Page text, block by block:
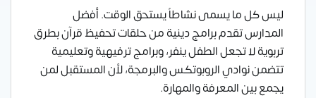
ليس كل ما يسمى نشاطاً يستحق الوقت. أفضل
المدارس تقدم برامج دينية من حلقات تحفيظ قرآن بطرق
تربوية لا تجعل الطفل ينفر، وبرامج ترفيهية وتعليمية
تتضمن نوادي الروبوتكس والبرمجة، لأن المستقبل لمن
يجمع بين المعرفة والمهارة.